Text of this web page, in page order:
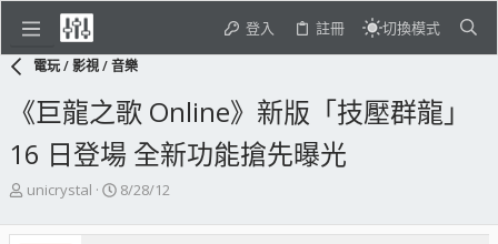
登入 註冊 切換模式
電玩 / 影視 / 音樂
《巨龍之歌 Online》新版「技壓群龍」
16 日登場 全新功能搶先曝光
主
發
unicrystal
開
日
8/28/12